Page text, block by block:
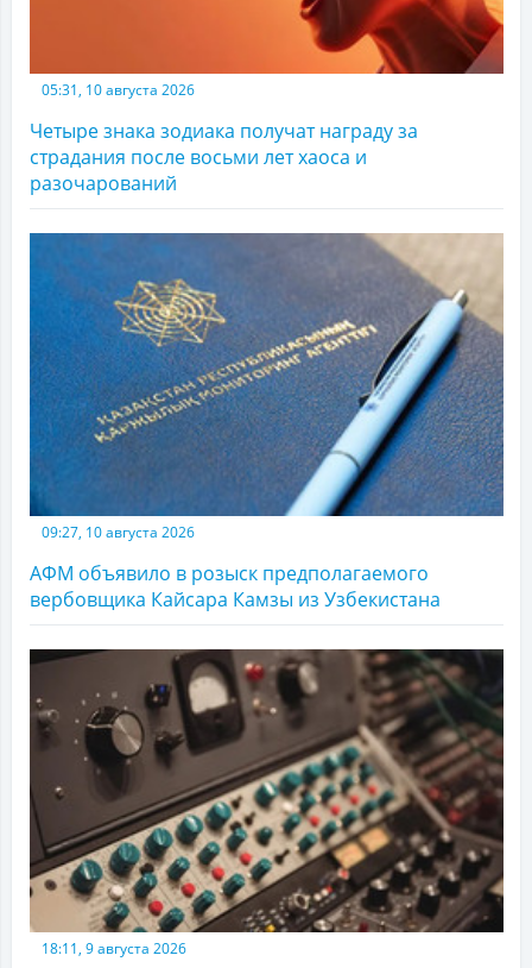
05:31, 10 августа 2026
Четыре знака зодиака получат награду за
страдания после восьми лет хаоса и
разочарований
09:27, 10 августа 2026
АФМ объявило в розыск предполагаемого
вербовщика Кайсара Камзы из Узбекистана
18:11, 9 августа 2026